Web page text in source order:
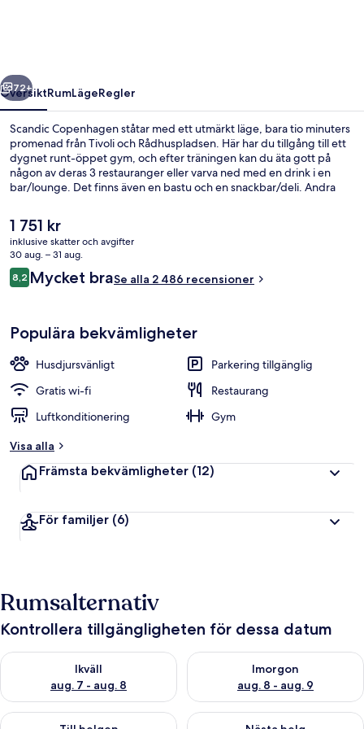
Nästa
72+
ÖversiktRumLägeRegler
Scandic Copenhagen ståtar med ett utmärkt läge, bara tio minuters
promenad från Tivoli och Rådhuspladsen. Här har du tillgång till ett
dygnet runt-öppet gym, och efter träningen kan du äta gott på
någon av deras 3 restauranger eller varva ned med en drink i en
bar/lounge. Det finns även en bastu och en snackbar/deli. Andra
Boendet ligger bara en kort promenad från kollektivtrafik. Till
Vesterport station tar det 4 minuter att gå och till Rådhuspladsen
station är det 10 minuter.
Det
nuvarande
priset
är
1 751 kr
1 751 kr
inklusive skatter och avgifter
30 aug. – 31 aug.
Recensioner
8,28,2 av 10,
Mycket braSe alla 2 486 recensioner
Populära bekvämligheter
Husdjursvänligt
Parkering tillgänglig
Gratis wi-fi
Restaurang
Luftkonditionering
Gym
Visa alla
Främsta bekvämligheter (12)
För familjer (6)
Rumsalternativ
Kontrollera tillgängligheten för dessa datum
Ikväll
aug. 7 - aug. 8
Kontrollera tillgängligheten för ikväll aug. 7 - aug. 8
Imorgon
aug. 8 - aug. 9
Kontrollera tillgängligheten
Kontrollera tillgängligheten för den här helgen aug. 7 - aug. 9
Kontrollera tillgängligheten